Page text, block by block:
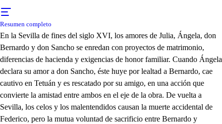
Resumen completo
En la Sevilla de fines del siglo XVI, los amores de Julia, Ángela, don
Bernardo y don Sancho se enredan con proyectos de matrimonio,
diferencias de hacienda y exigencias de honor familiar. Cuando Ángela
declara su amor a don Sancho, éste huye por lealtad a Bernardo, cae
cautivo en Tetuán y es rescatado por su amigo, en una acción que
convierte la amistad entre ambos en el eje de la obra. De vuelta a
Sevilla, los celos y los malentendidos causan la muerte accidental de
Federico, pero la mutua voluntad de sacrificio entre Bernardo y